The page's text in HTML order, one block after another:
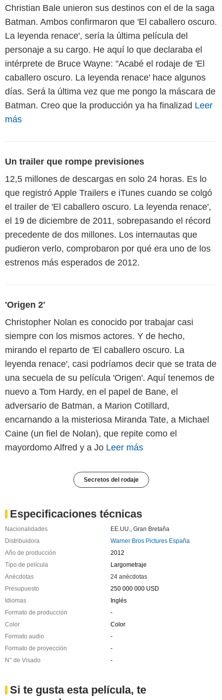
Christian Bale unieron sus destinos con el de la saga
Batman. Ambos confirmaron que 'El caballero oscuro.
La leyenda renace', sería la última película del
personaje a su cargo. He aquí lo que declaraba el
intérprete de Bruce Wayne: "Acabé el rodaje de 'El
caballero oscuro. La leyenda renace' hace algunos
días. Será la última vez que me pongo la máscara de
Batman. Creo que la producción ya ha finalizad Leer
más
Un trailer que rompe previsiones
12,5 millones de descargas en solo 24 horas. Es lo
que registró Apple Trailers e iTunes cuando se colgó
el trailer de 'El caballero oscuro. La leyenda renace',
el 19 de diciembre de 2011, sobrepasando el récord
precedente de dos millones. Los internautas que
pudieron verlo, comprobaron por qué era uno de los
estrenos más esperados de 2012.
'Origen 2'
Christopher Nolan es conocido por trabajar casi
siempre con los mismos actores. Y de hecho,
mirando el reparto de 'El caballero oscuro. La
leyenda renace', casi podríamos decir que se trata de
una secuela de su película 'Origen'. Aquí tenemos de
nuevo a Tom Hardy, en el papel de Bane, el
adversario de Batman, a Marion Cotillard,
encarnando a la misteriosa Miranda Tate, a Michael
Caine (un fiel de Nolan), que repite como el
mayordomo Alfred y a Jo Leer más
Secretos del rodaje
Especificaciones técnicas
Nacionalidades EE.UU., Gran Bretaña
Distribuidora
Warner Bros Pictures España
Año de producción
2012
Tipo de película
Largometraje
Anécdotas
24 anécdotas
Presupuesto
250 000 000 USD
Idiomas
Inglés
Formato de producción
-
Color
Color
Formato audio
-
Formato de proyección
-
N° de Visado
-
Si te gusta esta película, te